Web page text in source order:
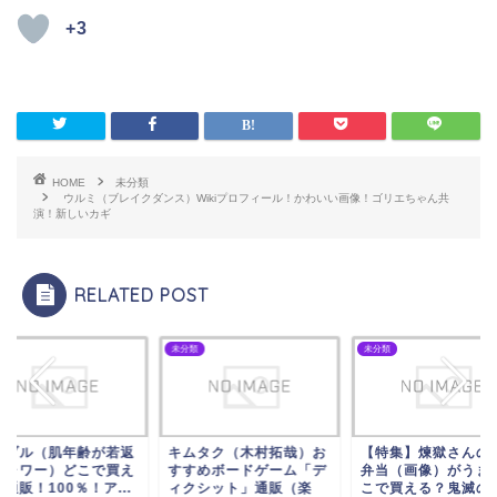
+3
HOME
未分類
ウルミ（ブレイクダンス）Wikiプロフィール！かわいい画像！ゴリエちゃん共
演！新しいカギ
RELATED POST
タク（木村拓哉）お
めボードゲーム「デ
シット」通販（楽
未分類
【特集】煉獄さんの牛鍋
弁当（画像）がうまい/ど
こで買える？鬼滅の刃...
未分類
ミラブル（肌年齢が
るシャワー）どこで
る？通販！100％！